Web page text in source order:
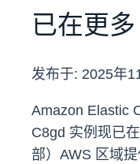
已在更
发布于: 2025年
Amazon Elastic
C8gd 实例现已
部）AWS 区域